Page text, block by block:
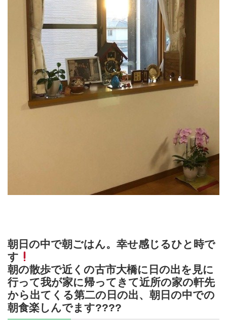
朝日の中で朝ごはん。幸せ感じるひと時で
す
朝の散歩で近くの古市大橋に日の出を見に
行って我が家に帰ってきて近所の家の軒先
から出てくる第二の日の出、朝日の中での
朝食楽しんでます????